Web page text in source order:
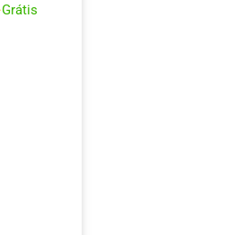
Grátis